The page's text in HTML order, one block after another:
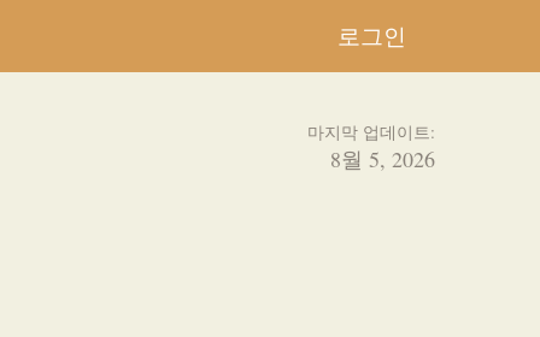
로그인
마지막 업데이트:
8월 5, 2026